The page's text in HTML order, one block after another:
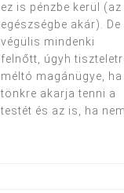
ez is pénzbe kerül (az
egészségbe akár). De
végülis mindenki
felnőtt, úgyh
méltó magánügye, ha
tönkre akarja tenni a
testét és az is, ha